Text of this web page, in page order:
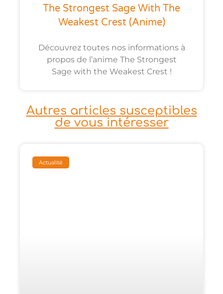
The Strongest Sage With The
Weakest Crest (anime)
Découvrez toutes nos informations à
propos de l’anime The Strongest
Sage with the Weakest Crest !
Autres articles susceptibles
de vous intéresser
Actualité